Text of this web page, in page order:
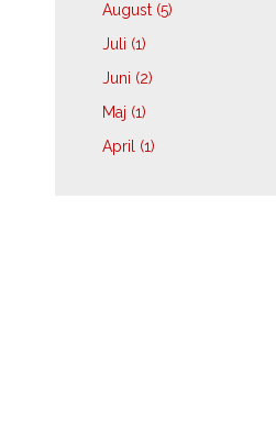
August (5)
Juli (1)
Juni (2)
Maj (1)
April (1)